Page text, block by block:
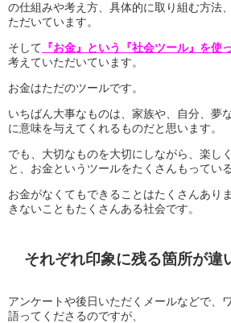
の仕組みや考え方、具体的に取り組む方法
ただいています。
そして 『お金』という『社会ツール』を使
考えていただいています。
お金はただのツールです。
いちばん大事なものは、家族や、自分、夢
に意味を与えてくれるものだと思います。
でも、大切なものを大切にしながら、楽し
と、お金というツールをたくさんもってい
お金がなくてもできることはたくさんあり
きないこともたくさんある社会です。
それぞれ印象に残る箇所が違
アンケートや後日いただくメールなどで、
語ってくださるのですが、